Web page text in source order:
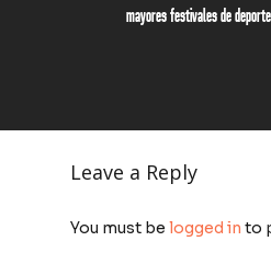
mayores festivales de
Leave a Reply
You must be logged in to